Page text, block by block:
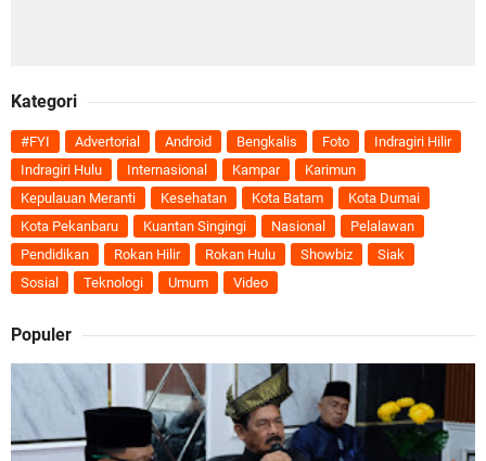
Kategori
#FYI Advertorial Android Bengkalis Foto
Indragiri Hilir
Indragiri Hulu
Internasional Kampar
Karimun
Kepulauan Meranti
Kesehatan Kota Batam
Kota Dumai
Kota Pekanbaru
Kuantan Singingi Nasional
Pelalawan
Pendidikan
Rokan Hilir Rokan Hulu Showbiz
Siak
Sosial
Teknologi Umum Video
Populer